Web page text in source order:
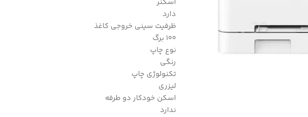
دارد
ظرفیت سینی خروجی کاغذ
100 برگ
نوع چاپ
رنگی
تکنولوژی چاپ
لیزری
اسکن خودکار دو طرفه
ندارد